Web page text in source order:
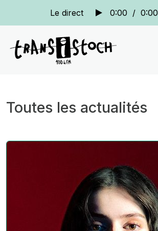
Le direct 0:00 / 0:00
Toutes les actualités